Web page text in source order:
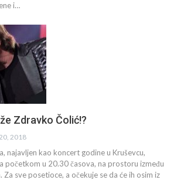
i…
Zdravko Čolić!?
20, 2018
najavljen kao koncert godine u Kruševcu,
početkom u 20.30 časova, na prostoru između
Za sve posetioce, a očekuje se da će ih osim iz